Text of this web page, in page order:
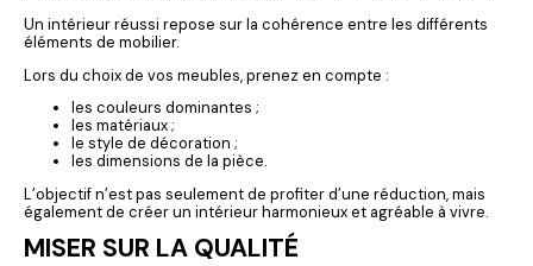
Un intérieur réussi repose sur la cohérence entre les différents
éléments de mobilier.
Lors du choix de vos meubles, prenez en compte :
les couleurs dominantes ;
les matériaux ;
le style de décoration ;
les dimensions de la pièce.
L’objectif n’est pas seulement de profiter d’une réduction, mais
également de créer un intérieur harmonieux et agréable à vivre.
MISER SUR LA QUALITÉ